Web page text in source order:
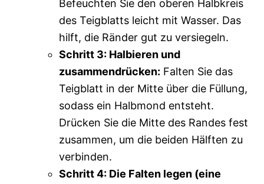
Befeuchten Sie den oberen Halbkreis
des Teigblatts leicht mit Wasser. Das
hilft, die Ränder gut zu versiegeln.
Schritt 3: Halbieren und
zusammendrücken: Falten Sie das
Teigblatt in der Mitte über die Füllung,
sodass ein Halbmond entsteht.
Drücken Sie die Mitte des Randes fest
zusammen, um die beiden Hälften zu
verbinden.
Schritt 4: Die Falten legen (eine